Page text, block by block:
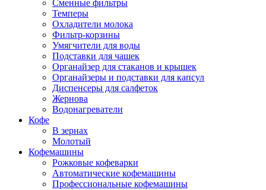
Сменные фильтры
Темперы
Охладители молока
Фильтр-корзины
Умягчители для воды
Подставки для чашек
Органайзер для стаканов и крышек
Органайзеры и подставки для капсул
Диспенсеры для салфеток
Жернова
Водонагреватели
Кофе
В зернах
Молотый
Кофемашины
Рожковые кофеварки
Автоматические кофемашины
Профессиональные кофемашины